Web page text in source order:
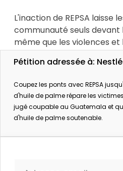
L'inaction de REPSA laisse
communauté seuls devant
même que les violences
les défenseurs
continuent de se répandre.
Avec la décision soudaine
se détacher de ce
ses liens avec REPSAet
Pétition adressée à: Nestlé
Coupez les ponts avec REPSA
d'huile de palme répare les
jugé coupable au Guatemala et
d'huile de palme soutenable.